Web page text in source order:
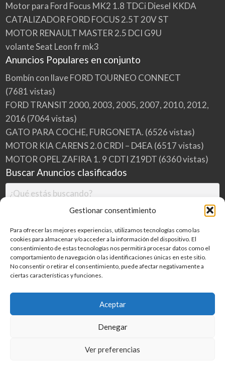
Gestionar consentimiento
Para ofrecer las mejores experiencias, utilizamos tecnologías como las
cookies para almacenar y/o acceder a la información del dispositivo. El
consentimiento de estas tecnologías nos permitirá procesar datos como el
comportamiento de navegación o las identificaciones únicas en este sitio.
No consentir o retirar el consentimiento, puede afectar negativamente a
ciertas características y funciones.
Aceptar
Denegar
Ver preferencias
Motor para Ford Focus MK2 1.8 TDCi Diesel KKDA
CATALIZADOR FORD FOCUS 2.5T 20V ST
MOTOR RENAULT MASTER 2.5 DCI G9U
volante Seat Leon fr mk3
Anuncios Populares en conjunto
Bombín con llave FORD TOURNEO CONNECT
(7681 vistas)
FORD TRANSIT 2000, 2003, 2005, 2007, 2010, 2012,
2016 (7064 vistas)
GATO PARA COCHE, FURGONETA. (6526 vistas)
MOTOR KIA CARENS 2.0 CRDI – D4EA (6517 vistas)
MOTOR OPEL ZAFIRA 1. 9 CDTI Z19DT (6360 vistas)
Buscar Anuncios clasificados